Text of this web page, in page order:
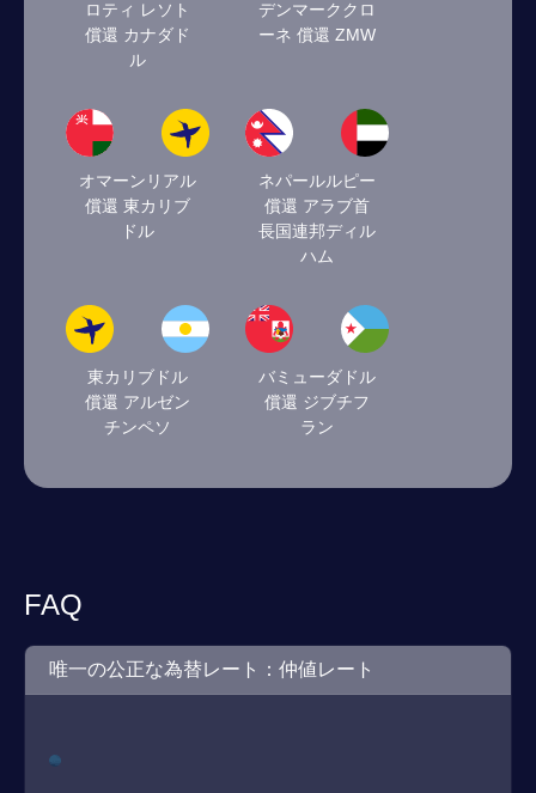
ロティ レソト
償還 カナダド
ル
デンマーククロ
ーネ 償還 ZMW
オマーンリアル
償還 東カリブ
ドル
ネパールルピー
償還 アラブ首
長国連邦ディル
ハム
東カリブドル
償還 アルゼン
チンペソ
バミューダドル
償還 ジブチフ
ラン
FAQ
唯一の公正な為替レート：仲値レート